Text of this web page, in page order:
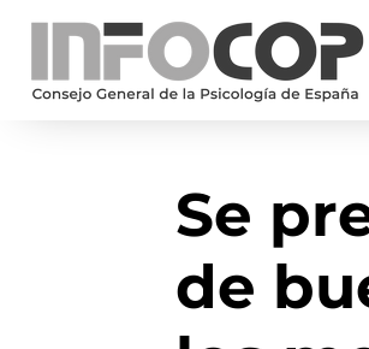
Se
de